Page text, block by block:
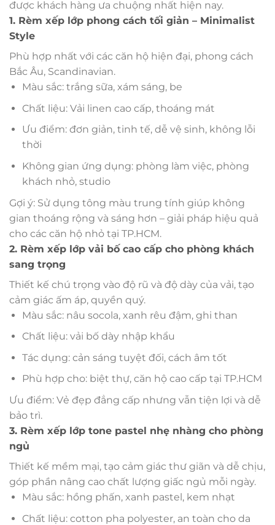
được khách hàng ưa chuộng nhất hiện nay.
1. Rèm xếp lớp phong cách tối giản – Minimalist
Style
Phù hợp nhất với các căn hộ hiện đại, phong cách
Bắc Âu, Scandinavian.
Màu sắc: trắng sữa, xám sáng, be
Chất liệu: Vải linen cao cấp, thoáng mát
Ưu điểm: đơn giản, tinh tế, dễ vệ sinh, không lỗi
thời
Không gian ứng dụng: phòng làm việc, phòng
khách nhỏ, studio
Gợi ý: Sử dụng tông màu trung tính giúp không
gian thoáng rộng và sáng hơn – giải pháp hiệu quả
cho các căn hộ nhỏ tại TP.HCM.
2. Rèm xếp lớp vải bố cao cấp cho phòng khách
sang trọng
Thiết kế chú trọng vào độ rũ và độ dày của vải, tạo
cảm giác ấm áp, quyền quý.
Màu sắc: nâu socola, xanh rêu đậm, ghi than
Chất liệu: vải bố dày nhập khẩu
Tác dụng: cản sáng tuyệt đối, cách âm tốt
Phù hợp cho: biệt thự, căn hộ cao cấp tại TP.HCM
Ưu điểm: Vẻ đẹp đẳng cấp nhưng vẫn tiện lợi và dễ
bảo trì.
3. Rèm xếp lớp tone pastel nhẹ nhàng cho phòng
ngủ
Thiết kế mềm mại, tạo cảm giác thư giãn và dễ chịu,
góp phần nâng cao chất lượng giấc ngủ mỗi ngày.
Màu sắc: hồng phấn, xanh pastel, kem nhạt
Chất liệu: cotton pha polyester, an toàn cho da